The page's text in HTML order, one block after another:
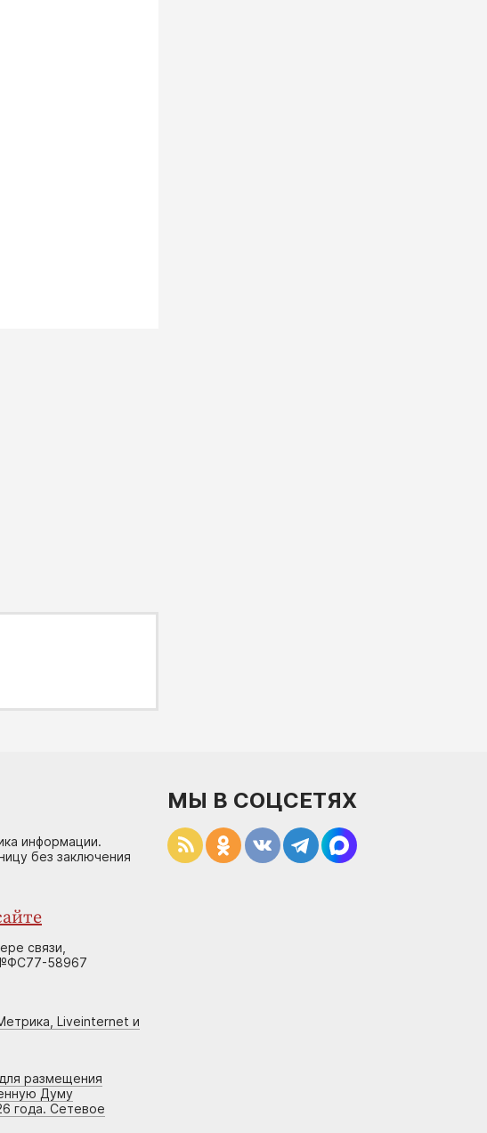
информации.
без заключения
связи,
№ФС77-58967
Liveinternet и
размещения
Думу
года. Сетевое
МЫ В СОЦСЕТЯХ